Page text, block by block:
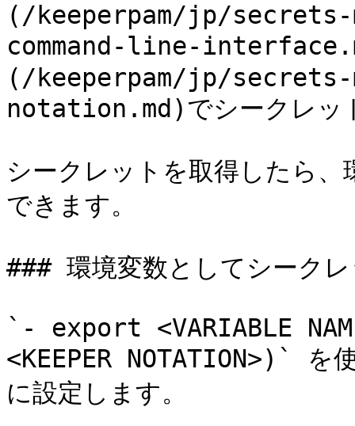
(/keeperpam/jp/secrets-
command-line-
(/keeperpam/jp/secrets-
notation.md)でシークレッ
シークレットを取得したら
できます。
### 環境変数としてシーク
`- export <VARIABLE
<KEEPER NOTATION>)` を
に設定します。